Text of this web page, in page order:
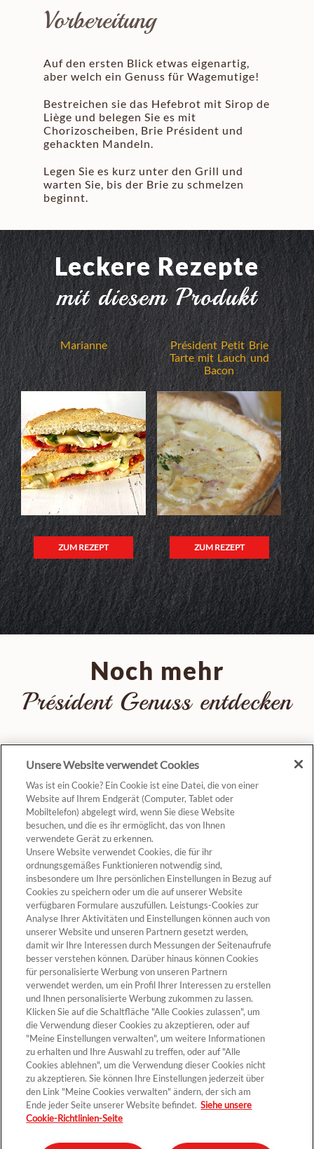
Vorbereitung
Auf den ersten Blick etwas eigenartig,
aber welch ein Genuss für Wagemutige!
Bestreichen sie das Hefebrot mit Sirop de
Liège und belegen Sie es mit
Chorizoscheiben, Brie Président und
gehackten Mandeln.
Legen Sie es kurz unter den Grill und
warten Sie, bis der Brie zu schmelzen
beginnt.
Leckere Rezepte
mit diesem Produkt
Marianne
ZUM REZEPT
Président Petit Brie
Tarte mit Lauch und
Bacon
ZUM REZEPT
Noch mehr
Président Genuss entdecken
ZUM PRODUKT
Cookie-Einstellungen
Kontakt >
Datenschutz
Unsere Website verwendet Cookies
Was ist ein Cookie? Ein Cookie ist eine Datei, die von einer
Website auf Ihrem Endgerät (Computer, Tablet oder
Mobiltelefon) abgelegt wird, wenn Sie diese Website
besuchen, und die es ihr ermöglicht, das von Ihnen
verwendete Gerät zu erkennen.
Unsere Website verwendet Cookies, die für ihr
ordnungsgemäßes Funktionieren notwendig sind,
insbesondere um Ihre persönlichen Einstellungen in Bezug auf
Cookies zu speichern oder um die auf unserer Website
verfügbaren Formulare auszufüllen. Leistungs-Cookies zur
Analyse Ihrer Aktivitäten und Einstellungen können auch von
unserer Website und unseren Partnern gesetzt werden,
damit wir Ihre Interessen durch Messungen der Seitenaufrufe
besser verstehen können. Darüber hinaus können Cookies
für personalisierte Werbung von unseren Partnern
verwendet werden, um ein Profil Ihrer Interessen zu erstellen
und Ihnen personalisierte Werbung zukommen zu lassen.
Klicken Sie auf die Schaltfläche "Alle Cookies zulassen", um
die Verwendung dieser Cookies zu akzeptieren, oder auf
"Meine Einstellungen verwalten", um weitere Informationen
zu erhalten und Ihre Auswahl zu treffen, oder auf "Alle
Cookies ablehnen", um die Verwendung dieser Cookies nicht
zu akzeptieren. Sie können Ihre Einstellungen jederzeit über
den Link "Meine Cookies verwalten" ändern, der sich am
Ende jeder Seite unserer Website befindet. Siehe unsere
Cookie-Richtlinien-Seite